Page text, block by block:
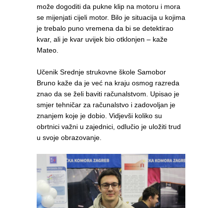
može dogoditi da pukne klip na motoru i mora
se mijenjati cijeli motor. Bilo je situacija u kojima
je trebalo puno vremena da bi se detektirao
kvar, ali je kvar uvijek bio otklonjen – kaže
Mateo.
Učenik Srednje strukovne škole Samobor
Bruno kaže da je već na kraju osmog razreda
znao da se želi baviti računalstvom. Upisao je
smjer tehničar za računalstvo i zadovoljan je
znanjem koje je dobio. Vidjevši koliko su
obrtnici važni u zajednici, odlučio je uložiti trud
u svoje obrazovanje.